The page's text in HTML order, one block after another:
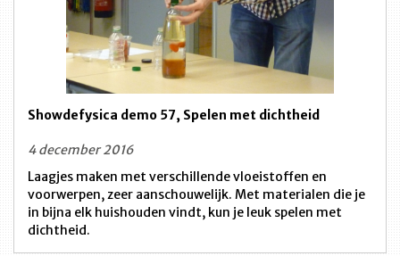
Showdefysica demo 57, Spelen met dichtheid
4 december 2016
Laagjes maken met verschillende vloeistoffen en
voorwerpen, zeer aanschouwelijk. Met materialen die je
in bijna elk huishouden vindt, kun je leuk spelen met
dichtheid.